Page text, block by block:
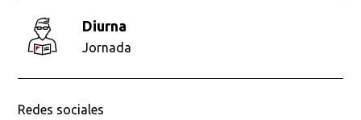
diurna
Jornada
Redes sociales